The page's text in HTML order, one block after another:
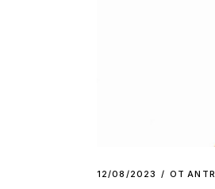
12/08/2023 ОТ